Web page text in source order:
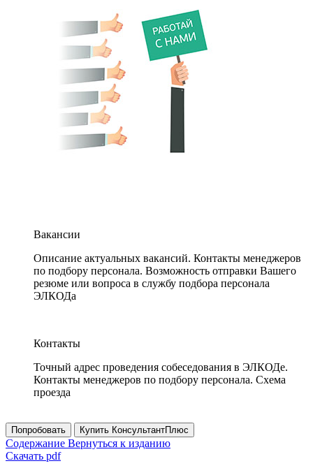
Вакансии
Описание актуальных вакансий. Контакты менеджеров
по подбору персонала. Возможность отправки Вашего
резюме или вопроса в службу подбора персонала
ЭЛКОДа
Контакты
Точный адрес проведения собеседования в ЭЛКОДе.
Контакты менеджеров по подбору персонала. Схема
проезда
Попробовать Купить КонсультантПлюс
Содержание Вернуться к изданию
Скачать pdf